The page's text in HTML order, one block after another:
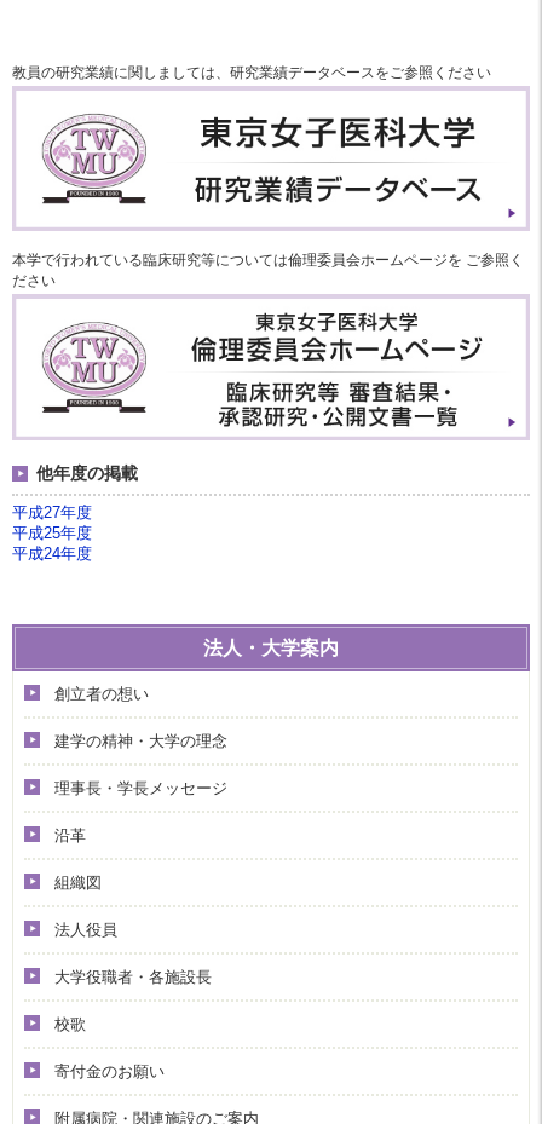
教員の研究業績に関しましては、研究業績データベースをご参照ください
本学で行われている臨床研究等については倫理委員会ホームページを ご参照く
ださい
他年度の掲載
平成27年度
平成25年度
平成24年度
法人・大学案内
創立者の想い
建学の精神・大学の理念
理事長・学長メッセージ
沿革
組織図
法人役員
大学役職者・各施設長
校歌
寄付金のお願い
附属病院・関連施設のご案内